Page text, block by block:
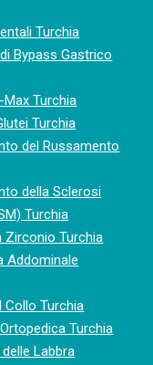
Turchia
Bypass Gastrico
Max Turchia
Turchia
del Russamento
della Sclerosi
Turchia
Zirconio Turchia
Addominale
Collo Turchia
Turchia
Labbra